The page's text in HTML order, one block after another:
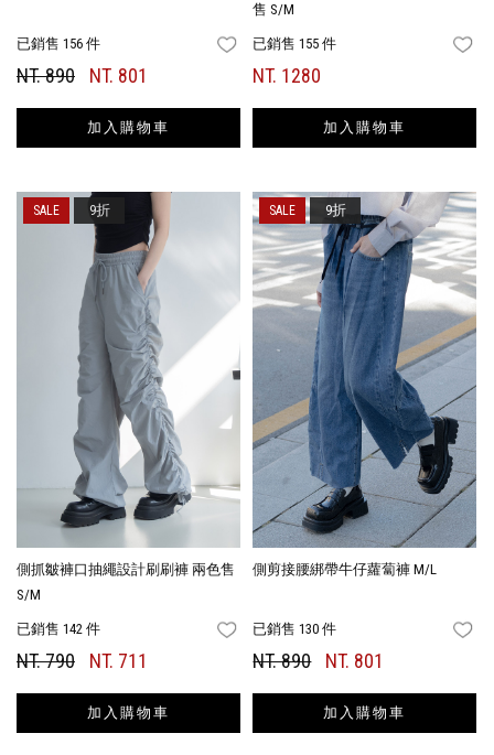
已銷售 156 件 FAVORITES
NT. 890 NT. 801
加入購物車
售 S/M
已銷售 155 件
NT. 1280
加入購物車
側抓皺褲口抽繩設計刷刷褲 兩色售
S/M
已銷售 142 件 FAVORITES
NT. 790 NT. 711
加入購物車
9折
側剪接腰綁帶牛仔蘿蔔褲 M/L
已銷售 130 件
NT. 890 NT. 801
加入購物車
9折